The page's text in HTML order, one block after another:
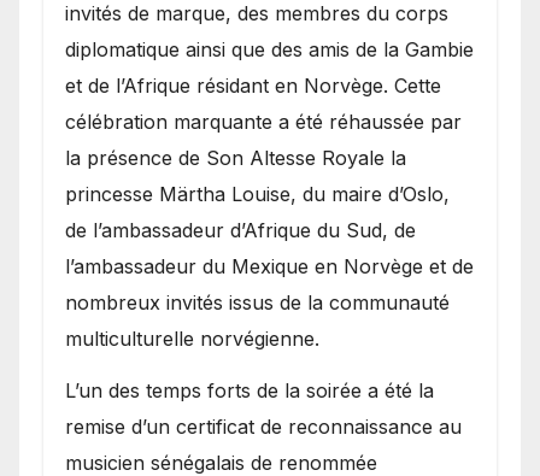
invités de marque, des membres du corps
diplomatique ainsi que des amis de la Gambie
et de l’Afrique résidant en Norvège. Cette
célébration marquante a été réhaussée par
la présence de Son Altesse Royale la
princesse Märtha Louise, du maire d’Oslo,
de l’ambassadeur d’Afrique du Sud, de
l’ambassadeur du Mexique en Norvège et de
nombreux invités issus de la communauté
multiculturelle norvégienne.
​L’un des temps forts de la soirée a été la
remise d’un certificat de reconnaissance au
musicien sénégalais de renommée